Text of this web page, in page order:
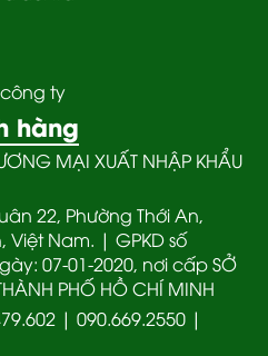
ty
hàng
MẠI XUẤT NHẬP KHẨU
22, Phường Thới An,
Việt Nam. | GPKD số
07-01-2020, nơi cấp SỞ
PHỐ HỒ CHÍ MINH
| 090.669.2550 |